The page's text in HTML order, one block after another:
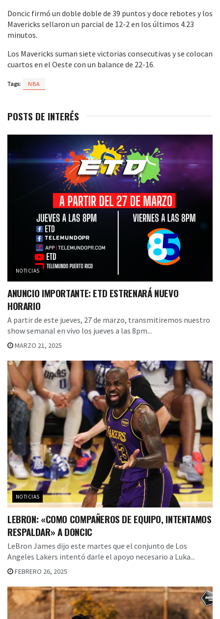
Doncic firmó un doble doble de 39 puntos y doce rebotes y los
Mavericks sellaron un parcial de 12-2 en los últimos 4.23
minutos.
Los Mavericks suman siete victorias consecutivas y se colocan
cuartos en el Oeste con un balance de 22-16.
Tags: NBA
POSTS DE INTERÉS
NOTICIAS
ANUNCIO IMPORTANTE: ETD ESTRENARÁ NUEVO
HORARIO
A partir de este jueves, 27 de marzo, transmitiremos nuestro
show semanal en vivo los jueves a las 8pm...
MARZO 21, 2025
NOTICIAS
LEBRON: «COMO COMPAÑEROS DE EQUIPO, INTENTAMOS
RESPALDAR» A DONCIC
LeBron James dijo este martes que el conjunto de Los
Angeles Lakers intentó darle el apoyo necesario a Luka...
FEBRERO 26, 2025